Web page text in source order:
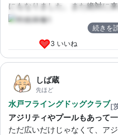
にもなりました。また絶対に来
続きを
3 いいね
しば蔵
先ほど
水戸フライングドッグクラブ[
アジリティやプールもあって
ただ広いだけじゃなくて、ア